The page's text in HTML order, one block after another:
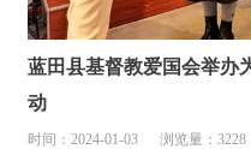
蓝田县基督教爱国会举办
动
时间：2024-01-03 浏览量：3228